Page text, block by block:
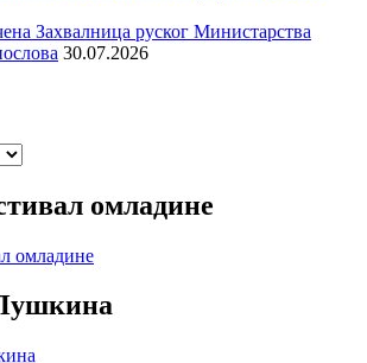
Захвалница руског Министарства
30.07.2026
омладине